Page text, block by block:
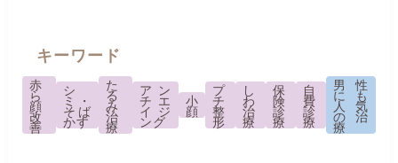
キーワード
赤
ら
顔
改
善
シ
ミ・
そば
かす
た
る
み
治
療
アン
チエ
イジ
ング
小
顔
プ
チ
整
形
し
わ
治
療
保
険
診
療
自
費
診
療
男性
にも
人気
の治
療